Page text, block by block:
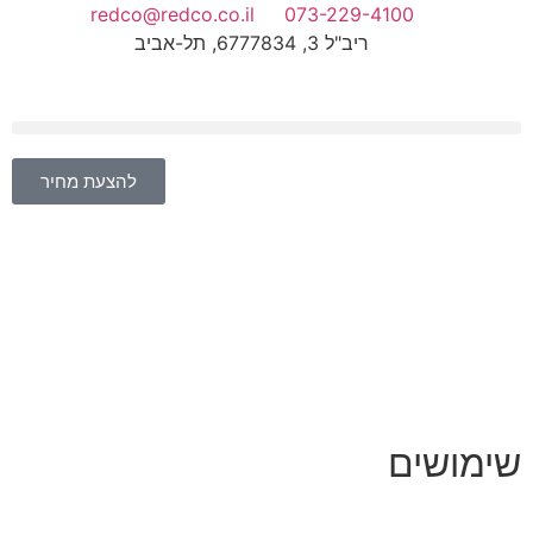
073-229-4100
redco@redco.co.il
ריב"ל 3, 6777834, תל-אביב
להצעת מחיר
שימושים